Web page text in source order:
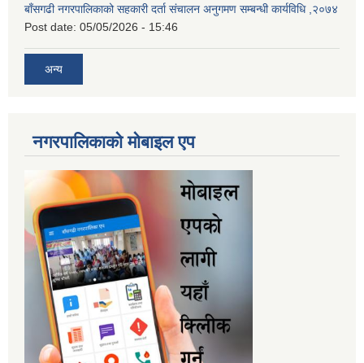
बाँसगढी नगरपालिकाको सहकारी दर्ता संचालन अनुगमण सम्बन्धी कार्यविधि ,२०७४
Post date: 05/05/2026 - 15:46
अन्य
नगरपालिकाकाे माेबाइल एप